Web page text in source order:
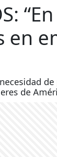
en
de